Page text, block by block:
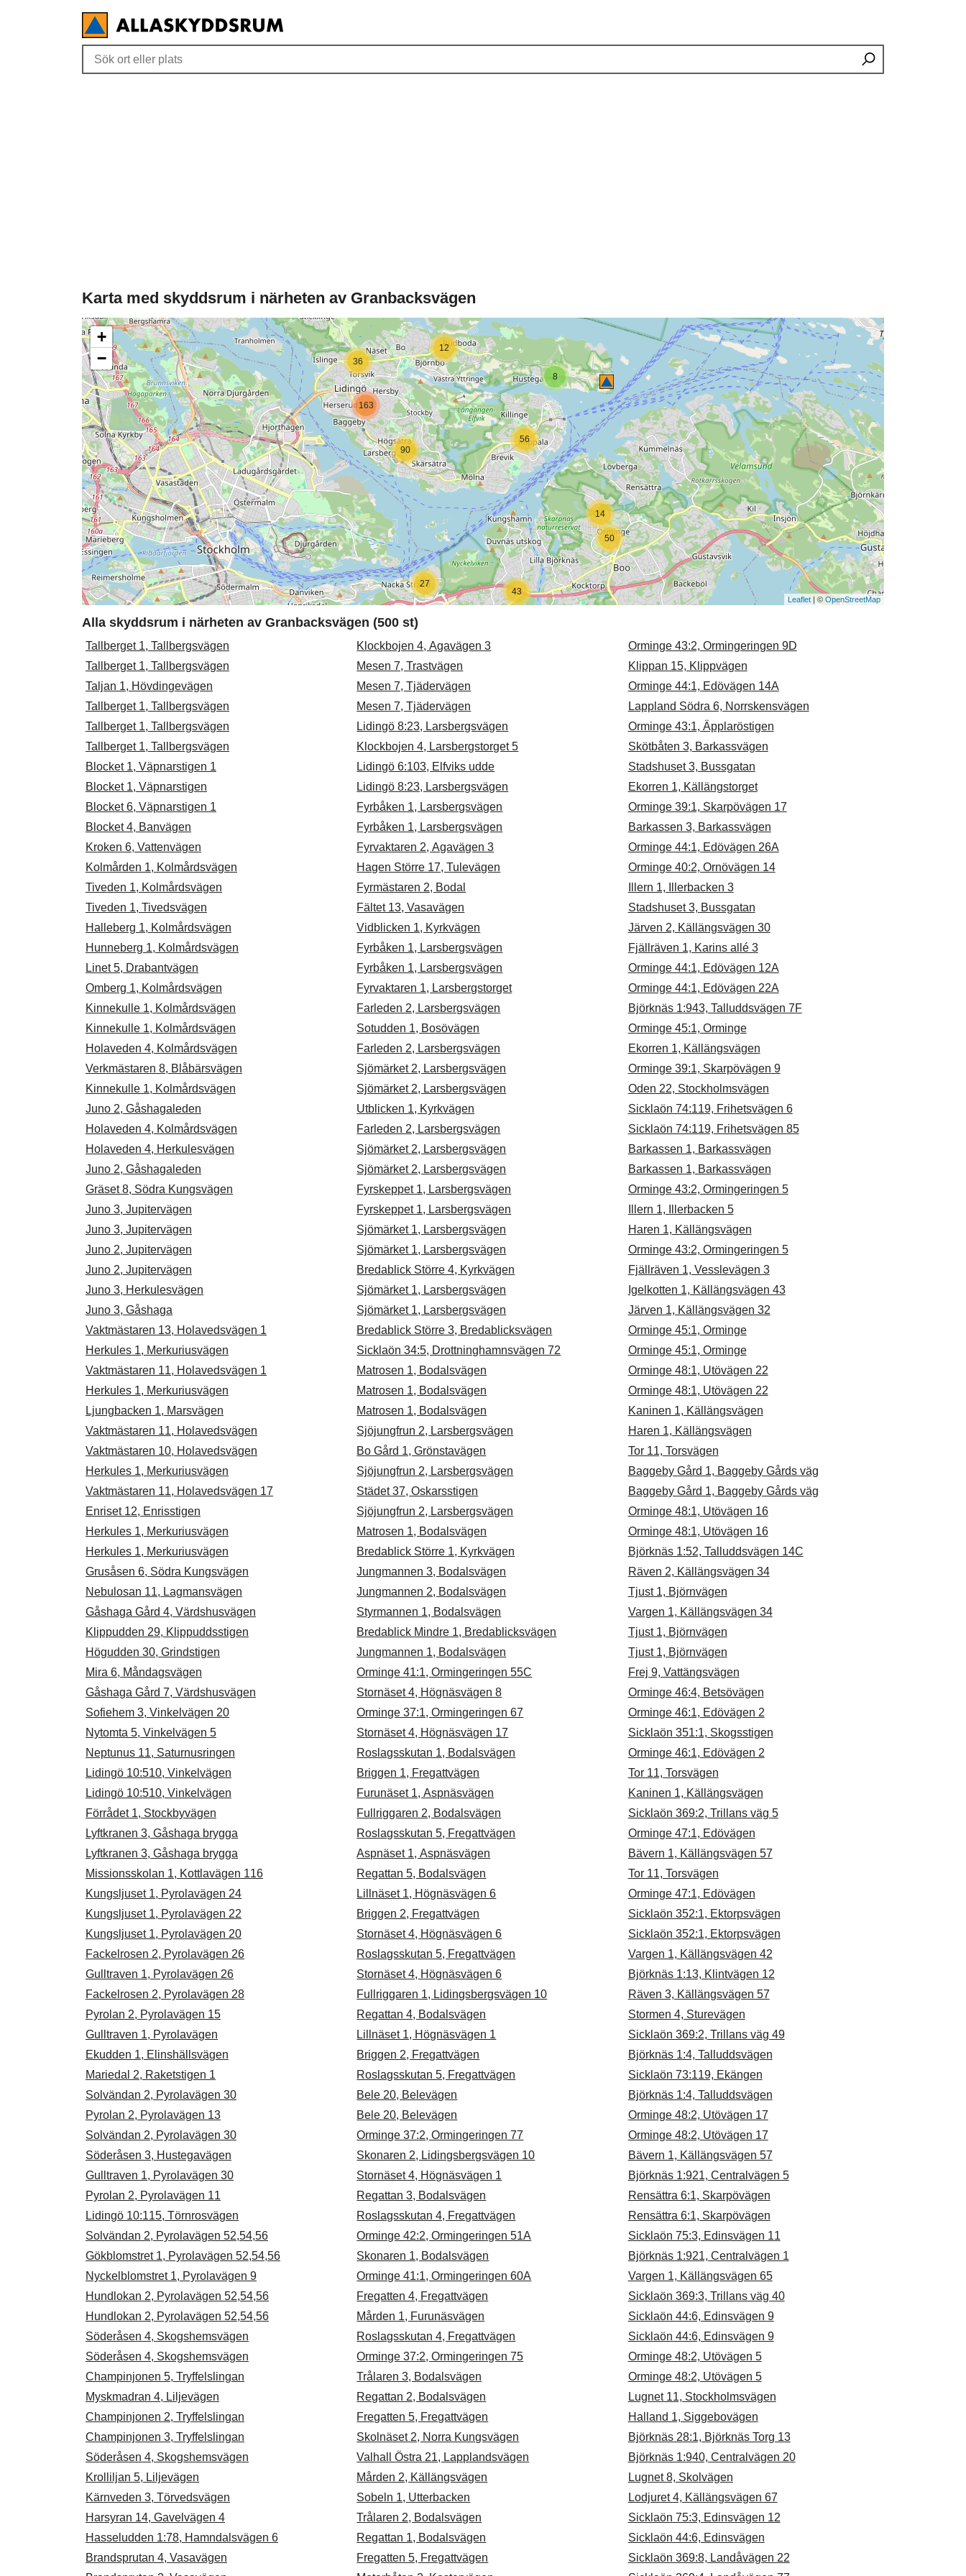
Karta med skyddsrum i närheten av Granbacksvägen
36
27
43
50
14
163
12
8
90
56
+
−
Leaflet | © OpenStreetMap
Alla skyddsrum i närheten av Granbacksvägen (500 st)
Tallberget 1, Tallbergsvägen
Tallberget 1, Tallbergsvägen
Taljan 1, Hövdingevägen
Tallberget 1, Tallbergsvägen
Tallberget 1, Tallbergsvägen
Tallberget 1, Tallbergsvägen
Blocket 1, Väpnarstigen 1
Blocket 1, Väpnarstigen
Blocket 6, Väpnarstigen 1
Blocket 4, Banvägen
Kroken 6, Vattenvägen
Kolmården 1, Kolmårdsvägen
Tiveden 1, Kolmårdsvägen
Tiveden 1, Tivedsvägen
Halleberg 1, Kolmårdsvägen
Hunneberg 1, Kolmårdsvägen
Linet 5, Drabantvägen
Omberg 1, Kolmårdsvägen
Kinnekulle 1, Kolmårdsvägen
Kinnekulle 1, Kolmårdsvägen
Holaveden 4, Kolmårdsvägen
Verkmästaren 8, Blåbärsvägen
Kinnekulle 1, Kolmårdsvägen
Juno 2, Gåshagaleden
Holaveden 4, Kolmårdsvägen
Holaveden 4, Herkulesvägen
Juno 2, Gåshagaleden
Gräset 8, Södra Kungsvägen
Juno 3, Jupitervägen
Juno 3, Jupitervägen
Juno 2, Jupitervägen
Juno 2, Jupitervägen
Juno 3, Herkulesvägen
Juno 3, Gåshaga
Vaktmästaren 13, Holavedsvägen 1
Herkules 1, Merkuriusvägen
Vaktmästaren 11, Holavedsvägen 1
Herkules 1, Merkuriusvägen
Ljungbacken 1, Marsvägen
Vaktmästaren 11, Holavedsvägen
Vaktmästaren 10, Holavedsvägen
Herkules 1, Merkuriusvägen
Vaktmästaren 11, Holavedsvägen 17
Enriset 12, Enrisstigen
Herkules 1, Merkuriusvägen
Herkules 1, Merkuriusvägen
Grusåsen 6, Södra Kungsvägen
Nebulosan 11, Lagmansvägen
Gåshaga Gård 4, Värdshusvägen
Klippudden 29, Klippuddsstigen
Högudden 30, Grindstigen
Mira 6, Måndagsvägen
Gåshaga Gård 7, Värdshusvägen
Sofiehem 3, Vinkelvägen 20
Nytomta 5, Vinkelvägen 5
Neptunus 11, Saturnusringen
Lidingö 10:510, Vinkelvägen
Lidingö 10:510, Vinkelvägen
Förrådet 1, Stockbyvägen
Lyftkranen 3, Gåshaga brygga
Lyftkranen 3, Gåshaga brygga
Missionsskolan 1, Kottlavägen 116
Kungsljuset 1, Pyrolavägen 24
Kungsljuset 1, Pyrolavägen 22
Kungsljuset 1, Pyrolavägen 20
Fackelrosen 2, Pyrolavägen 26
Gulltraven 1, Pyrolavägen 26
Fackelrosen 2, Pyrolavägen 28
Pyrolan 2, Pyrolavägen 15
Gulltraven 1, Pyrolavägen
Ekudden 1, Elinshällsvägen
Mariedal 2, Raketstigen 1
Solvändan 2, Pyrolavägen 30
Pyrolan 2, Pyrolavägen 13
Solvändan 2, Pyrolavägen 30
Söderåsen 3, Hustegavägen
Gulltraven 1, Pyrolavägen 30
Pyrolan 2, Pyrolavägen 11
Lidingö 10:115, Törnrosvägen
Solvändan 2, Pyrolavägen 52,54,56
Gökblomstret 1, Pyrolavägen 52,54,56
Nyckelblomstret 1, Pyrolavägen 9
Hundlokan 2, Pyrolavägen 52,54,56
Hundlokan 2, Pyrolavägen 52,54,56
Söderåsen 4, Skogshemsvägen
Söderåsen 4, Skogshemsvägen
Champinjonen 5, Tryffelslingan
Myskmadran 4, Liljevägen
Champinjonen 2, Tryffelslingan
Champinjonen 3, Tryffelslingan
Söderåsen 4, Skogshemsvägen
Krolliljan 5, Liljevägen
Kärnveden 3, Törvedsvägen
Harsyran 14, Gavelvägen 4
Hasseludden 1:78, Hamndalsvägen 6
Brandsprutan 4, Vasavägen
Klockbojen 4, Agavägen 3
Mesen 7, Trastvägen
Mesen 7, Tjädervägen
Mesen 7, Tjädervägen
Lidingö 8:23, Larsbergsvägen
Klockbojen 4, Larsbergstorget 5
Lidingö 6:103, Elfviks udde
Lidingö 8:23, Larsbergsvägen
Fyrbåken 1, Larsbergsvägen
Fyrbåken 1, Larsbergsvägen
Fyrvaktaren 2, Agavägen 3
Hagen Större 17, Tulevägen
Fyrmästaren 2, Bodal
Fältet 13, Vasavägen
Vidblicken 1, Kyrkvägen
Fyrbåken 1, Larsbergsvägen
Fyrbåken 1, Larsbergsvägen
Fyrvaktaren 1, Larsbergstorget
Farleden 2, Larsbergsvägen
Sotudden 1, Bosövägen
Farleden 2, Larsbergsvägen
Sjömärket 2, Larsbergsvägen
Sjömärket 2, Larsbergsvägen
Utblicken 1, Kyrkvägen
Farleden 2, Larsbergsvägen
Sjömärket 2, Larsbergsvägen
Sjömärket 2, Larsbergsvägen
Fyrskeppet 1, Larsbergsvägen
Fyrskeppet 1, Larsbergsvägen
Sjömärket 1, Larsbergsvägen
Sjömärket 1, Larsbergsvägen
Bredablick Större 4, Kyrkvägen
Sjömärket 1, Larsbergsvägen
Sjömärket 1, Larsbergsvägen
Bredablick Större 3, Bredablicksvägen
Sicklaön 34:5, Drottninghamnsvägen 72
Matrosen 1, Bodalsvägen
Matrosen 1, Bodalsvägen
Matrosen 1, Bodalsvägen
Sjöjungfrun 2, Larsbergsvägen
Bo Gård 1, Grönstavägen
Sjöjungfrun 2, Larsbergsvägen
Städet 37, Oskarsstigen
Sjöjungfrun 2, Larsbergsvägen
Matrosen 1, Bodalsvägen
Bredablick Större 1, Kyrkvägen
Jungmannen 3, Bodalsvägen
Jungmannen 2, Bodalsvägen
Styrmannen 1, Bodalsvägen
Bredablick Mindre 1, Bredablicksvägen
Jungmannen 1, Bodalsvägen
Orminge 41:1, Ormingeringen 55C
Stornäset 4, Högnäsvägen 8
Orminge 37:1, Ormingeringen 67
Stornäset 4, Högnäsvägen 17
Roslagsskutan 1, Bodalsvägen
Briggen 1, Fregattvägen
Furunäset 1, Aspnäsvägen
Fullriggaren 2, Bodalsvägen
Roslagsskutan 5, Fregattvägen
Aspnäset 1, Aspnäsvägen
Regattan 5, Bodalsvägen
Lillnäset 1, Högnäsvägen 6
Briggen 2, Fregattvägen
Stornäset 4, Högnäsvägen 6
Roslagsskutan 5, Fregattvägen
Stornäset 4, Högnäsvägen 6
Fullriggaren 1, Lidingsbergsvägen 10
Regattan 4, Bodalsvägen
Lillnäset 1, Högnäsvägen 1
Briggen 2, Fregattvägen
Roslagsskutan 5, Fregattvägen
Bele 20, Belevägen
Bele 20, Belevägen
Orminge 37:2, Ormingeringen 77
Skonaren 2, Lidingsbergsvägen 10
Stornäset 4, Högnäsvägen 1
Regattan 3, Bodalsvägen
Roslagsskutan 4, Fregattvägen
Orminge 42:2, Ormingeringen 51A
Skonaren 1, Bodalsvägen
Orminge 41:1, Ormingeringen 60A
Fregatten 4, Fregattvägen
Mården 1, Furunäsvägen
Roslagsskutan 4, Fregattvägen
Orminge 37:2, Ormingeringen 75
Trålaren 3, Bodalsvägen
Regattan 2, Bodalsvägen
Fregatten 5, Fregattvägen
Skolnäset 2, Norra Kungsvägen
Valhall Östra 21, Lapplandsvägen
Mården 2, Källängsvägen
Sobeln 1, Utterbacken
Trålaren 2, Bodalsvägen
Regattan 1, Bodalsvägen
Fregatten 5, Fregattvägen
Orminge 43:2, Ormingeringen 9D
Klippan 15, Klippvägen
Orminge 44:1, Edövägen 14A
Lappland Södra 6, Norrskensvägen
Orminge 43:1, Äpplaröstigen
Skötbåten 3, Barkassvägen
Stadshuset 3, Bussgatan
Ekorren 1, Källängstorget
Orminge 39:1, Skarpövägen 17
Barkassen 3, Barkassvägen
Orminge 44:1, Edövägen 26A
Orminge 40:2, Ornövägen 14
Illern 1, Illerbacken 3
Stadshuset 3, Bussgatan
Järven 2, Källängsvägen 30
Fjällräven 1, Karins allé 3
Orminge 44:1, Edövägen 12A
Orminge 44:1, Edövägen 22A
Björknäs 1:943, Talluddsvägen 7F
Orminge 45:1, Orminge
Ekorren 1, Källängsvägen
Orminge 39:1, Skarpövägen 9
Oden 22, Stockholmsvägen
Sicklaön 74:119, Frihetsvägen 6
Sicklaön 74:119, Frihetsvägen 85
Barkassen 1, Barkassvägen
Barkassen 1, Barkassvägen
Orminge 43:2, Ormingeringen 5
Illern 1, Illerbacken 5
Haren 1, Källängsvägen
Orminge 43:2, Ormingeringen 5
Fjällräven 1, Vesslevägen 3
Igelkotten 1, Källängsvägen 43
Järven 1, Källängsvägen 32
Orminge 45:1, Orminge
Orminge 45:1, Orminge
Orminge 48:1, Utövägen 22
Orminge 48:1, Utövägen 22
Kaninen 1, Källängsvägen
Haren 1, Källängsvägen
Tor 11, Torsvägen
Baggeby Gård 1, Baggeby Gårds väg
Baggeby Gård 1, Baggeby Gårds väg
Orminge 48:1, Utövägen 16
Orminge 48:1, Utövägen 16
Björknäs 1:52, Talluddsvägen 14C
Räven 2, Källängsvägen 34
Tjust 1, Björnvägen
Vargen 1, Källängsvägen 34
Tjust 1, Björnvägen
Tjust 1, Björnvägen
Frej 9, Vattängsvägen
Orminge 46:4, Betsövägen
Orminge 46:1, Edövägen 2
Sicklaön 351:1, Skogsstigen
Orminge 46:1, Edövägen 2
Tor 11, Torsvägen
Kaninen 1, Källängsvägen
Sicklaön 369:2, Trillans väg 5
Orminge 47:1, Edövägen
Bävern 1, Källängsvägen 57
Tor 11, Torsvägen
Orminge 47:1, Edövägen
Sicklaön 352:1, Ektorpsvägen
Sicklaön 352:1, Ektorpsvägen
Vargen 1, Källängsvägen 42
Björknäs 1:13, Klintvägen 12
Räven 3, Källängsvägen 57
Stormen 4, Sturevägen
Sicklaön 369:2, Trillans väg 49
Björknäs 1:4, Talluddsvägen
Sicklaön 73:119, Ekängen
Björknäs 1:4, Talluddsvägen
Orminge 48:2, Utövägen 17
Orminge 48:2, Utövägen 17
Bävern 1, Källängsvägen 57
Björknäs 1:921, Centralvägen 5
Rensättra 6:1, Skarpövägen
Rensättra 6:1, Skarpövägen
Sicklaön 75:3, Edinsvägen 11
Björknäs 1:921, Centralvägen 1
Vargen 1, Källängsvägen 65
Sicklaön 369:3, Trillans väg 40
Sicklaön 44:6, Edinsvägen 9
Sicklaön 44:6, Edinsvägen 9
Orminge 48:2, Utövägen 5
Orminge 48:2, Utövägen 5
Lugnet 11, Stockholmsvägen
Halland 1, Siggebovägen
Björknäs 28:1, Björknäs Torg 13
Björknäs 1:940, Centralvägen 20
Lugnet 8, Skolvägen
Lodjuret 4, Källängsvägen 67
Sicklaön 75:3, Edinsvägen 12
Sicklaön 44:6, Edinsvägen
Sicklaön 369:8, Landåvägen 22